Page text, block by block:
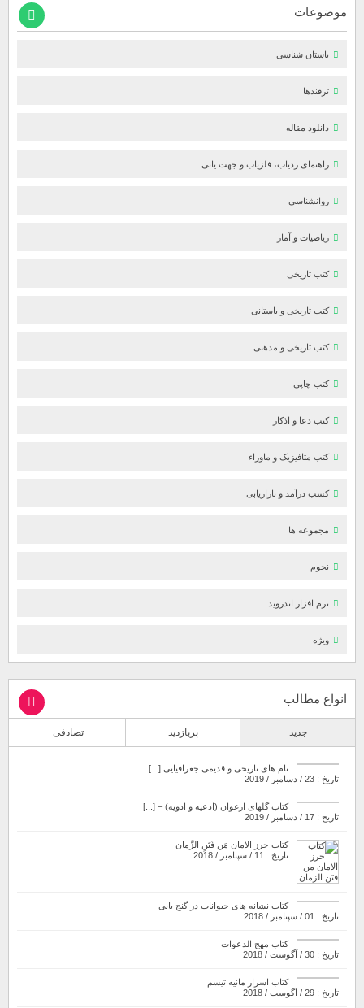
موضوعات
باستان شناسی
ترفندها
دانلود مقاله
راهنمای ردیاب، فلزیاب و جهت یابی
روانشناسی
ریاضیات و آمار
کتب تاریخی
کتب تاریخی و باستانی
کتب تاریخی و مذهبی
کتب چاپی
کتب دعا و اذکار
کتب متافیزیک و ماوراء
کسب درآمد و بازاریابی
مجموعه ها
نجوم
نرم افزار اندروید
ویژه
انواع مطالب
جدید پربازدید تصادفی
نام های تاریخی و قدیمی جغرافیایی [...]
تاریخ : 23 / دسامبر / 2019
کتاب گلهای ارغوان (ادعیه و ادویه) – [...]
تاریخ : 17 / دسامبر / 2019
کتاب حرز الامان مَن فَتَنِ الزَّمان
تاریخ : 11 / سپتامبر / 2018
کتاب نشانه های حیوانات در گنج یابی
تاریخ : 01 / سپتامبر / 2018
کتاب مهج الدعوات
تاریخ : 30 / آگوست / 2018
کتاب اسرار مانیه تیسم
تاریخ : 29 / آگوست / 2018